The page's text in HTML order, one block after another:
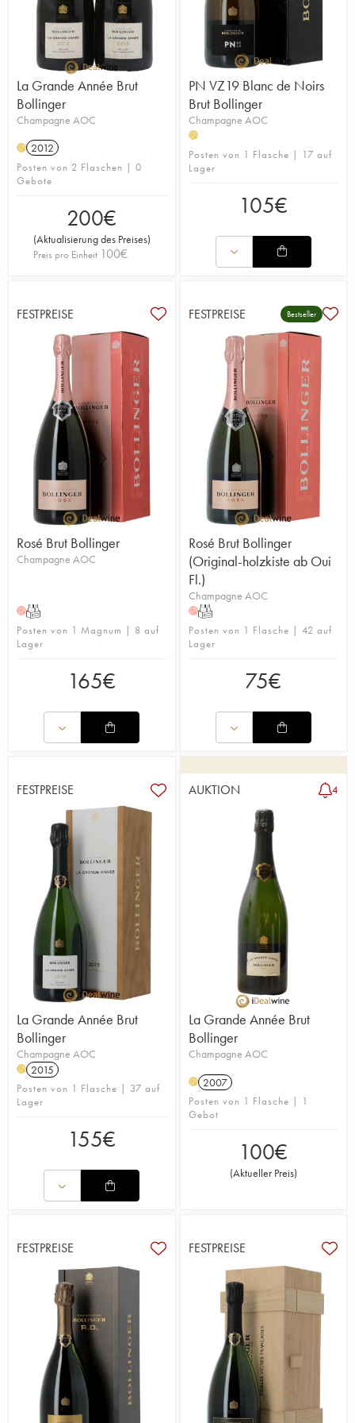
über die Côte des Enfants bis hin zur Innovation
zeichnet sich Bollinger durch höchste Ansprüche
und das konsequente Streben nach Exzellenz in
jeder Flasche aus.
Mehr über das Haus Bollinger lesen
La Grande Année Brut
Bollinger
Champagne AOC
H 2012
Posten von 2 Flaschen | 0
Gebote
200€
(Aktualisierung des Preises)
Preis pro Einheit 100€
PN VZ19 Blanc de Noirs
Brut Bollinger
Champagne AOC
H
Posten von 1 Flasche | 17 auf
Lager
105€
FESTPREISE
Rosé Brut Bollinger
Champagne AOC
HT
Posten von 1 Magnum | 8 auf
Lager
165€
FESTPREISE Bestseller
Rosé Brut Bollinger
(Original-holzkiste ab Oui
Fl.)
Champagne AOC
HT
Posten von 1 Flasche | 42 auf
Lager
75€
FESTPREISE
La Grande Année Brut
Bollinger
Champagne AOC
H 2015
Posten von 1 Flasche | 37 auf
Lager
155€
AUKTION 4
La Grande Année Brut
Bollinger
Champagne AOC
H 2007
Posten von 1 Flasche | 1
Gebot
100€
(Aktueller Preis)
FESTPREISE FESTPREISE